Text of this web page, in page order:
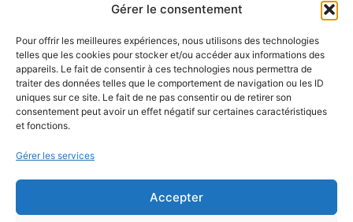
Gérer le consentement
Pour offrir les meilleures expériences, nous utilisons des technologies
telles que les cookies pour stocker et/ou accéder aux informations des
appareils. Le fait de consentir à ces technologies nous permettra de
traiter des données telles que le comportement de navigation ou les ID
uniques sur ce site. Le fait de ne pas consentir ou de retirer son
consentement peut avoir un effet négatif sur certaines caractéristiques
et fonctions.
Gérer les services
Accepter
S'abonner
©Moortgat 2026· OF n° 11 94 04 256 94